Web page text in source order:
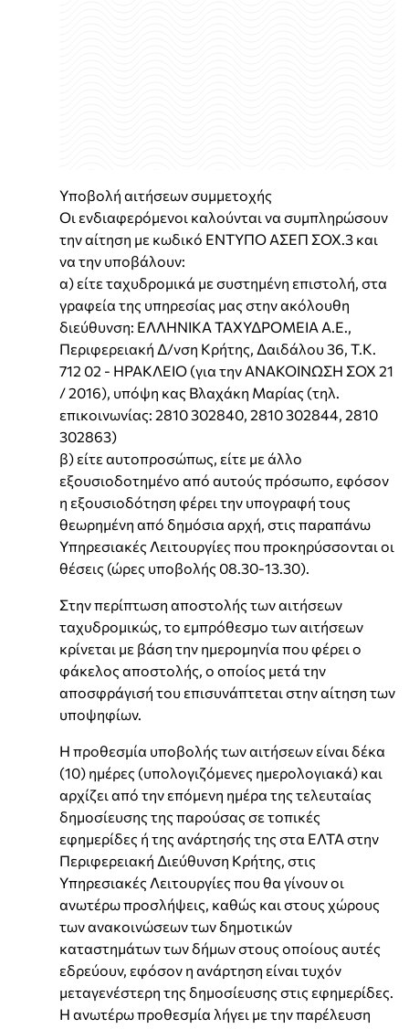
Υποβολή αιτήσεων συμμετοχής
Οι ενδιαφερόμενοι καλούνται να συμπληρώσουν
την αίτηση με κωδικό ΕΝΤΥΠΟ ΑΣΕΠ ΣΟΧ.3 και
να την υποβάλουν:
α) είτε ταχυδρομικά με συστημένη επιστολή, στα
γραφεία της υπηρεσίας μας στην ακόλουθη
διεύθυνση: ΕΛΛΗΝΙΚΑ ΤΑΧΥΔΡΟΜΕΙΑ Α.Ε.,
Περιφερειακή Δ/νση Κρήτης, Δαιδάλου 36, Τ.Κ.
712 02 - ΗΡΑΚΛΕΙΟ (για την ΑΝΑΚΟΙΝΩΣΗ ΣΟΧ 21
/ 2016), υπόψη κας Βλαχάκη Μαρίας (τηλ.
επικοινωνίας: 2810 302840, 2810 302844, 2810
302863)
β) είτε αυτοπροσώπως, είτε με άλλο
εξουσιοδοτημένο από αυτούς πρόσωπο, εφόσον
η εξουσιοδότηση φέρει την υπογραφή τους
θεωρημένη από δημόσια αρχή, στις παραπάνω
Υπηρεσιακές Λειτουργίες που προκηρύσσονται οι
θέσεις (ώρες υποβολής 08.30-13.30).
Στην περίπτωση αποστολής των αιτήσεων
ταχυδρομικώς, το εμπρόθεσμο των αιτήσεων
κρίνεται με βάση την ημερομηνία που φέρει ο
φάκελος αποστολής, ο οποίος μετά την
αποσφράγισή του επισυνάπτεται στην αίτηση των
υποψηφίων.
Η προθεσμία υποβολής των αιτήσεων είναι δέκα
(10) ημέρες (υπολογιζόμενες ημερολογιακά) και
αρχίζει από την επόμενη ημέρα της τελευταίας
δημοσίευσης της παρούσας σε τοπικές
εφημερίδες ή της ανάρτησής της στα ΕΛΤΑ στην
Περιφερειακή Διεύθυνση Κρήτης, στις
Υπηρεσιακές Λειτουργίες που θα γίνουν οι
ανωτέρω προσλήψεις, καθώς και στους χώρους
των ανακοινώσεων των δημοτικών
καταστημάτων των δήμων στους οποίους αυτές
εδρεύουν, εφόσον η ανάρτηση είναι τυχόν
μεταγενέστερη της δημοσίευσης στις εφημερίδες.
Η ανωτέρω προθεσμία λήγει με την παρέλευση